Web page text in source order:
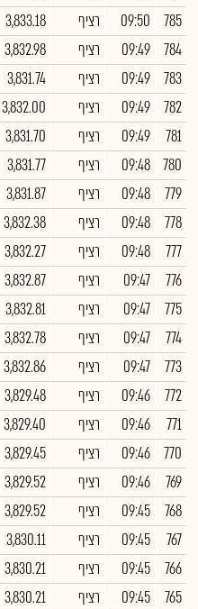
785
09:50 רציף 3,833.18
784
09:49 רציף 3,832.98
783
09:49 רציף 3,831.74
782
09:49 רציף 3,832.00
781
09:49 רציף 3,831.70
780
09:48 רציף 3,831.77
779
09:48 רציף 3,831.87
778
09:48 רציף 3,832.38
777
09:48 רציף 3,832.27
776
09:47 רציף 3,832.87
775
09:47 רציף 3,832.81
774
09:47 רציף 3,832.78
773
09:47 רציף 3,832.86
772
09:46 רציף 3,829.48
771
09:46 רציף 3,829.40
770
09:46 רציף 3,829.45
769
09:46 רציף 3,829.52
768
09:45 רציף 3,829.52
767
09:45 רציף 3,830.11
766
09:45 רציף 3,830.21
765
09:45 רציף 3,830.21